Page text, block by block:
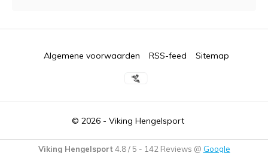
© 2026 - Viking Hengelsport
Algemene voorwaarden RSS-feed Sitemap
Viking Hengelsport4.8/5 - 142 Reviews @ Google